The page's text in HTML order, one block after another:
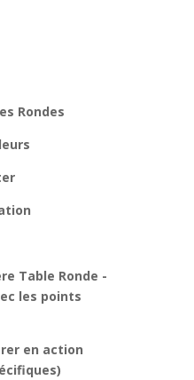
Rondes
Table Ronde -
les points
en action